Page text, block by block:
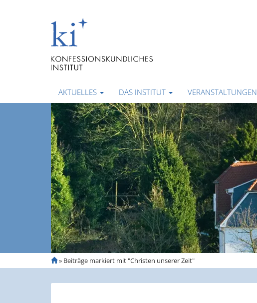
AKTUELLES DAS INSTITUT VERANSTALTUNGEN
S
t
» Beiträge markiert mit "Christen unserer Zeit"